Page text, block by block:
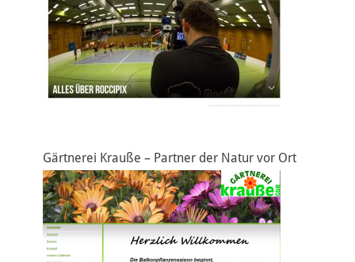
Gärtnerei Krauße – Partner der Natur vor Ort